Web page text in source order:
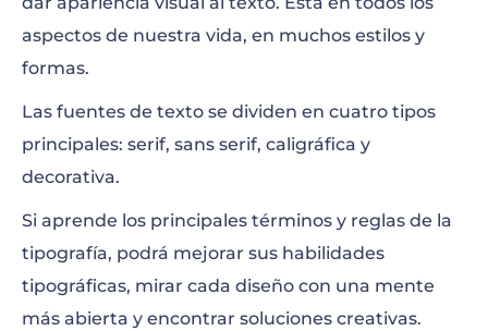
aspectos de nuestra vida, en muchos estilos y
formas.
Las fuentes de texto se dividen en cuatro tipos
principales: serif, sans serif, caligráfica y
decorativa.
Si aprende los principales términos y reglas de la
tipografía, podrá mejorar sus habilidades
tipográficas, mirar cada diseño con una mente
más abierta y encontrar soluciones creativas.